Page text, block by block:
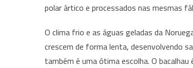
polar ártico e processados nas mesmas
O clima frio e as águas geladas da
crescem de forma lenta, desenvolvendo
também é uma ótima escolha. O